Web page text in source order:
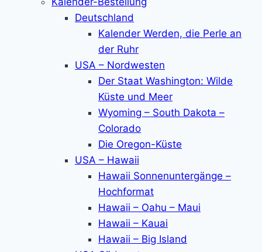
Deutschland
Kalender Werden, die Perle an
der Ruhr
USA – Nordwesten
Der Staat Washington: Wilde
Küste und Meer
Wyoming – South Dakota –
Colorado
Die Oregon-Küste
USA – Hawaii
Hawaii Sonnenuntergänge –
Hochformat
Hawaii – Oahu – Maui
Hawaii – Kauai
Hawaii – Big Island